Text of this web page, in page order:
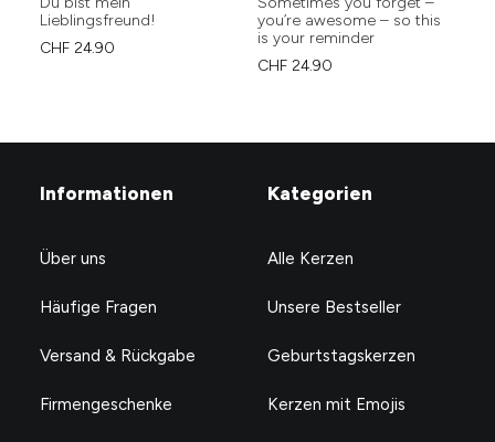
Lieblingsfreund!
CHF 24.90
you’re awesome – so this
is your reminder
CHF 24.90
Informationen
Über uns
Häufige Fragen
Versand & Rückgabe
Firmengeschenke
Kategorien
Alle Kerzen
Unsere Bestseller
Geburtstagskerzen
Kerzen mit Emojis